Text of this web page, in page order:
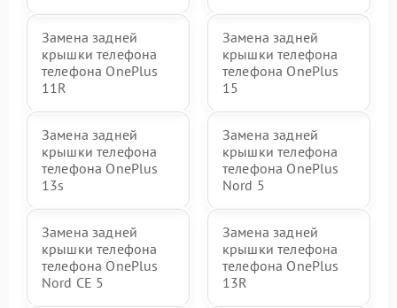
Замена задней
крышки телефона
телефона OnePlus
11R
Замена задней
крышки телефона
телефона OnePlus
15
Замена задней
крышки телефона
телефона OnePlus
13s
Замена задней
крышки телефона
телефона OnePlus
Nord 5
Замена задней
крышки телефона
телефона OnePlus
Nord CE 5
Замена задней
крышки телефона
телефона OnePlus
13R